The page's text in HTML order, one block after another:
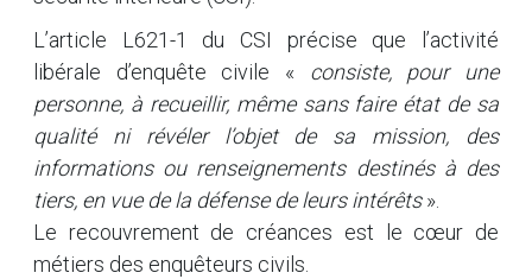
L’article L621-1 du CSI précise que l’activité
libérale d’enquête civile « consiste, pour une
personne, à recueillir, même sans faire état de sa
qualité ni révéler l’objet de sa mission, des
informations ou renseignements destinés à des
tiers, en vue de la défense de leurs intérêts».
Le recouvrement de créances est le cœur de
métiers des enquêteurs civils.